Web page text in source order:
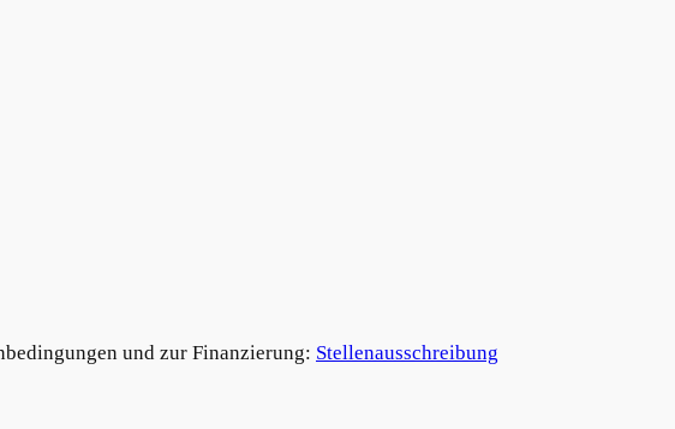
und zur Finanzierung: Stellenausschreibung